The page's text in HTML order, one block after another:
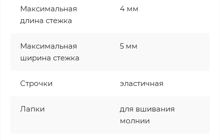
Максимальная
длина стежка
4 мм
Максимальная
ширина стежка
5 мм
Строчки эластичная
Лапки
для вшивания
молнии